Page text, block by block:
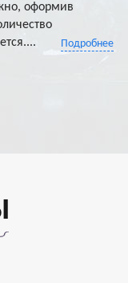
оформив
Подробнее